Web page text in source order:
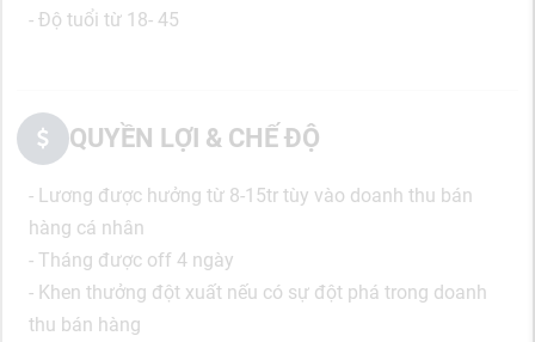
- Độ tuổi từ 18- 45
QUYỀN LỢI & CHẾ ĐỘ
- Lương được hưởng từ 8-15tr tùy vào doanh thu bán
hàng cá nhân
- Tháng được off 4 ngày
- Khen thưởng đột xuất nếu có sự đột phá trong doanh
thu bán hàng